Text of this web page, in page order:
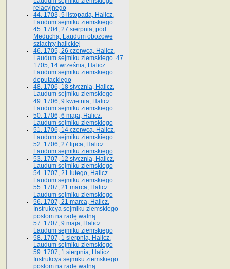
relacyjnego
44. 1703, 5 listopada, Halicz.
Laudum sejmiku ziemskiego
45. 1704, 27 sierpnia, pod
Meduchą. Laudum obozowe
szlachty halickiej
46. 1705, 26 czerwca, Halicz.
Laudum sejmiku ziemskiego. 47.
1705, 14 września, Halicz.
Laudum sejmiku ziemskiego
deputackiego
48. 1706, 18 stycznia, Halicz.
Laudum sejmiku ziemskiego
49. 1706, 9 kwietnia, Halicz.
Laudum sejmiku ziemskiego
50. 1706, 6 maja, Halicz.
Laudum sejmiku ziemskiego
51. 1706, 14 czerwca, Halicz.
Laudum sejmiku ziemskiego
52. 1706, 27 lipca, Halicz.
Laudum sejmiku ziemskiego
53. 1707, 12 stycznia, Halicz.
Laudum sejmiku ziemskiego
54. 1707, 21 lutego, Halicz.
Laudum sejmiku ziemskiego
55. 1707, 21 marca, Halicz.
Laudum sejmiku ziemskiego
56. 1707, 21 marca, Halicz.
Instrukcya sejmiku ziemskiego
posłom na radę walną
57. 1707, 9 maja, Halicz.
Laudum sejmiku ziemskiego
58. 1707, 1 sierpnia, Halicz.
Laudum sejmiku ziemskiego
59. 1707, 1 sierpnia, Halicz.
Instrukcya sejmiku ziemskiego
posłom na radę walną